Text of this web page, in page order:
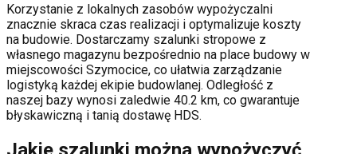
Korzystanie z lokalnych zasobów wypożyczalni
znacznie skraca czas realizacji i optymalizuje koszty
na budowie. Dostarczamy szalunki stropowe z
własnego magazynu bezpośrednio na place budowy w
miejscowości Szymocice, co ułatwia zarządzanie
logistyką każdej ekipie budowlanej. Odległość z
naszej bazy wynosi zaledwie 40.2 km, co gwarantuje
błyskawiczną i tanią dostawę HDS.